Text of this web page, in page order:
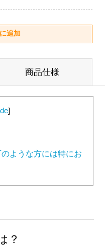
商品仕様
]
ような方には特にお
？